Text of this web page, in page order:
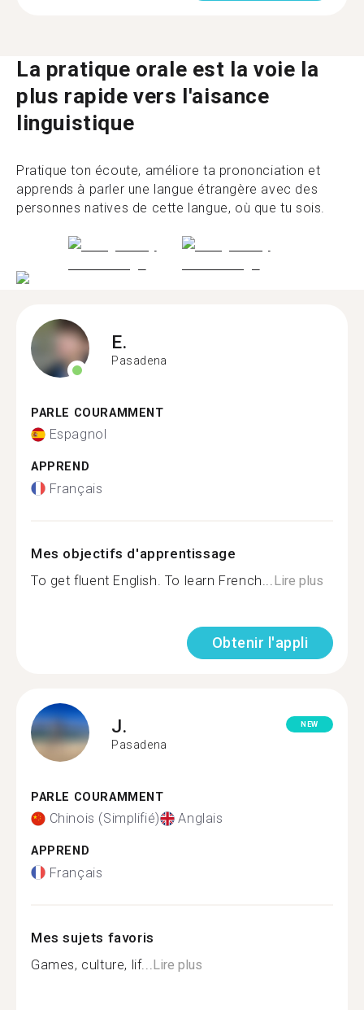
La pratique orale est la voie la
plus rapide vers l'aisance
linguistique
Pratique ton écoute, améliore ta prononciation et
apprends à parler une langue étrangère avec des
personnes natives de cette langue, où que tu sois.
E.
Pasadena
PARLE COURAMMENT
Espagnol
APPREND
Français
Mes objectifs d'apprentissage
To get fluent English. To learn French... Lire plus
Obtenir l'appli
J.
Pasadena
NEW
PARLE COURAMMENT
Chinois (Simplifié) Anglais
APPREND
Français
Mes sujets favoris
Games, culture, lif... Lire plus